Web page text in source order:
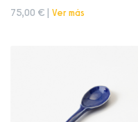
75,00 € | Ver más